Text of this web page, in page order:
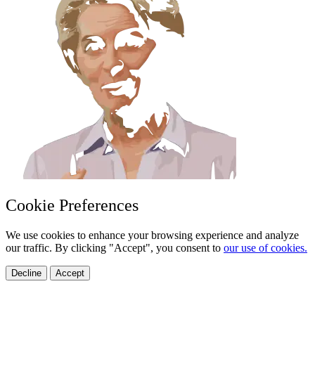
Cookie Preferences
We use cookies to enhance your browsing experience and analyze
our traffic. By clicking "Accept", you consent to our use of cookies.
Decline Accept